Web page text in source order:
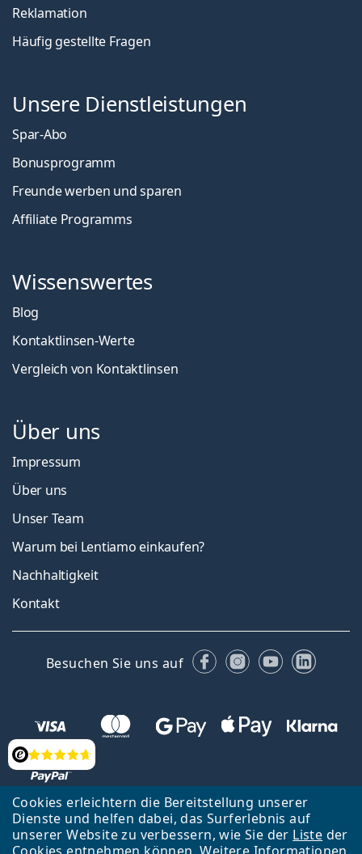
Cookies erleichtern die Bereitstellung unserer
Dienste und helfen dabei, das Surferlebnis auf
unserer Website zu verbessern, wie Sie der Liste der
Bewertung
Reklamation
Häufig gestellte Fragen
Unsere Dienstleistungen
Spar-Abo
Bonusprogramm
Freunde werben und sparen
Affiliate Programms
Wissenswertes
Blog
Kontaktlinsen-Werte
Vergleich von Kontaktlinsen
Über uns
Impressum
Über uns
Unser Team
Warum bei Lentiamo einkaufen?
Nachhaltigkeit
Kontakt
Besuchen Sie uns auf FacebookInstagram
YouTube
Zurück zur Hauptseite Nach oben
Français